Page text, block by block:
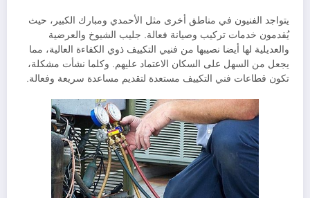
يتواجد الفنيون في مناطق أخرى مثل الأحمدي ومبارك الكبير، حيث
يُقدمون خدمات تركيب وصيانة فعالة. جليب الشيوخ والعرضية
والعديلية لها أيضا نصيبها من فنيي التكييف ذوي الكفاءة العالية، مما
يجعل من السهل على السكان الاعتماد عليهم. وكلما نشأت مشكلة،
تكون قطاعات فني التكييف مستعدة لتقديم مساعدة سريعة وفعالة.